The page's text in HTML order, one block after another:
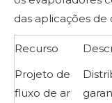
das aplicações
Recurso
Projeto de
fluxo de ar